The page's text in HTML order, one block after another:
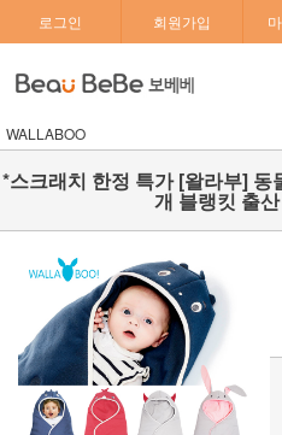
로그인 회원가입
WALLABOO
*스크래치 한정 특가 [왈라부]
개 블랭킷 출